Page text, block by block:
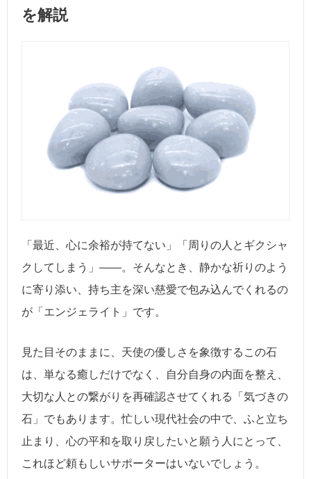
を解説
「最近、心に余裕が持てない」「周りの人とギクシャ
クしてしまう」――。そんなとき、静かな祈りのよう
に寄り添い、持ち主を深い慈愛で包み込んでくれるの
が「エンジェライト」です。
見た目そのままに、天使の優しさを象徴するこの石
は、単なる癒しだけでなく、自分自身の内面を整え、
大切な人との繋がりを再確認させてくれる「気づきの
石」でもあります。忙しい現代社会の中で、ふと立ち
止まり、心の平和を取り戻したいと願う人にとって、
これほど頼もしいサポーターはいないでしょう。